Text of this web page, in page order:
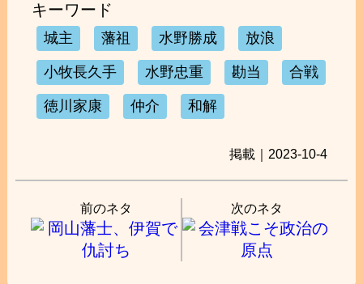
キーワード
城主 藩祖 水野勝成 放浪
小牧長久手 水野忠重 勘当 合戦
徳川家康 仲介 和解
掲載｜2023-10-4
前のネタ 次のネタ